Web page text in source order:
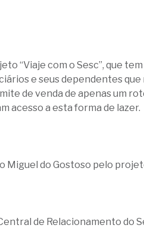
“Viaje com o Sesc”, que
e seus dependentes
de venda de apenas um
acesso a esta forma de lazer.
Miguel do Gostoso pelo
de Relacionamento do